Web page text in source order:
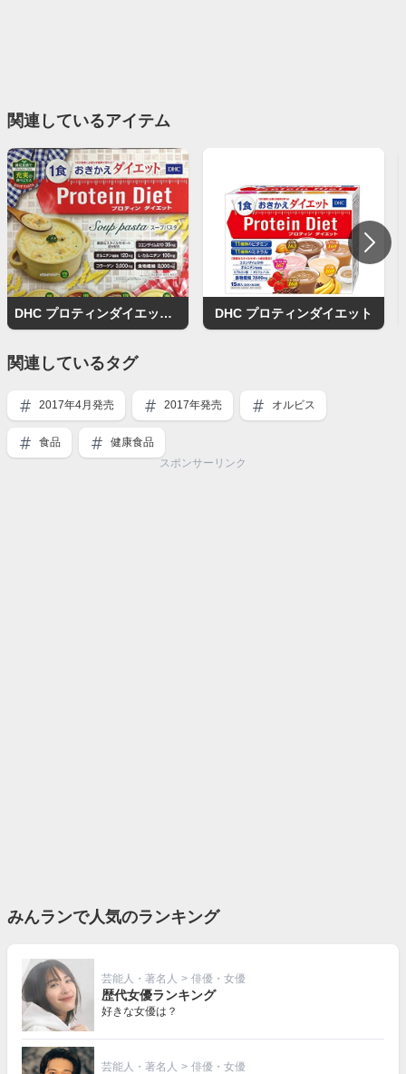
関連しているアイテム
DHC プロティンダイエット スープパスタ DHC プロティンダイエット
関連しているタグ
2017年4月発売 2017年発売 オルビス
食品
健康食品
スポンサーリンク
みんランで人気のランキング
芸能人・著名人 > 俳優・女優
歴代女優ランキング
好きな女優は？
芸能人・著名人 > 俳優・女優